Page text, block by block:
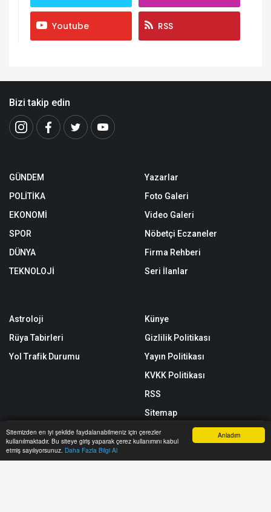
Anladım
Sitemizden en iyi şekilde faydalanabilmeniz için çerezler
kullanılmaktadır. Bu siteye giriş yaparak çerez kullanımını kabul
etmiş sayılıyorsunuz. Daha Fazla Bilgi Al
Youtube RSS
Bizi takip edin
GÜNDEM
POLİTİKA
EKONOMİ
SPOR
DÜNYA
TEKNOLOJİ
Yazarlar
Foto Galeri
Video Galeri
Nöbetçi Eczaneler
Firma Rehberi
Seri İlanlar
Astroloji
Rüya Tabirleri
Yol Trafik Durumu
Künye
Gizlilik Politikası
Yayın Politikası
KVKK Politikası
RSS
Sitemap
Sitene Ekle
Anasayfa Yazarlar Haber Ara İhbar Hattı Menu